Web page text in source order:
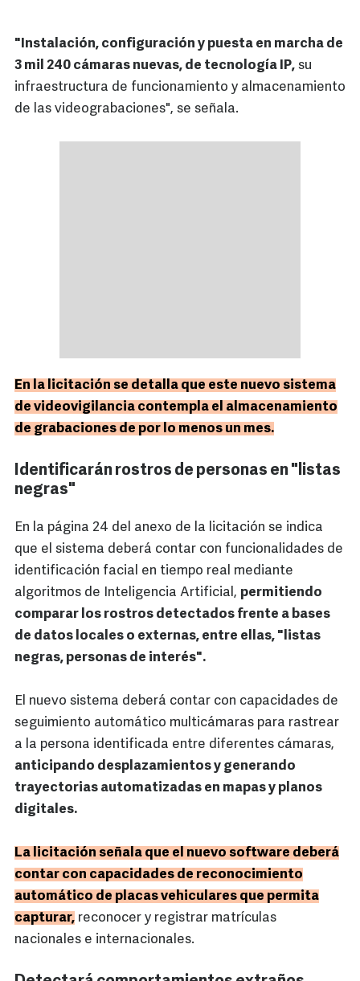
"Instalación, configuración y puesta en marcha de
3 mil 240 cámaras nuevas, de tecnología IP, su
infraestructura de funcionamiento y almacenamiento
de las videograbaciones", se señala.
En la licitación se detalla que este nuevo sistema
de videovigilancia contempla el almacenamiento
de grabaciones de por lo menos un mes.
Identificarán rostros de personas en "listas
negras"
En la página 24 del anexo de la licitación se indica
que el sistema deberá contar con funcionalidades de
identificación facial en tiempo real mediante
algoritmos de Inteligencia Artificial, permitiendo
comparar los rostros detectados frente a bases
de datos locales o externas, entre ellas, "listas
negras, personas de interés".
El nuevo sistema deberá contar con capacidades de
seguimiento automático multicámaras para rastrear
a la persona identificada entre diferentes cámaras,
anticipando desplazamientos y generando
trayectorias automatizadas en mapas y planos
digitales.
La licitación señala que el nuevo software deberá
contar con capacidades de reconocimiento
automático de placas vehiculares que permita
capturar, reconocer y registrar matrículas
nacionales e internacionales.